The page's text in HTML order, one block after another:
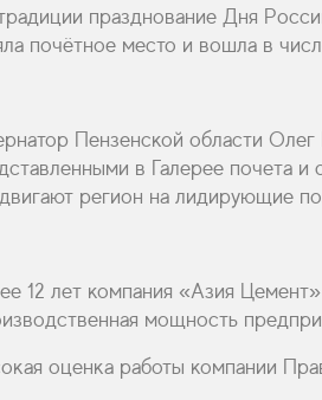
празднование Дня
почётное место и вошла в
Пензенской области
в Галерее почета и
регион на лидирующие
12 лет компания «Азия
мощность
оценка работы компании